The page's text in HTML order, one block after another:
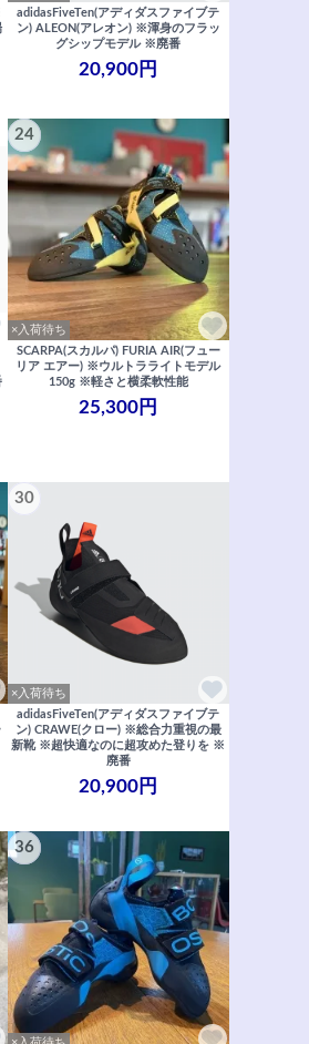
adidasFiveTen(アディダスファイブテ
ン) ALEON(アレオン) ※渾身のフラッ
グシップモデル ※廃番
20,900円
24
×入荷待ち
SCARPA(スカルパ) FURIA AIR(フュー
リア エアー) ※ウルトラライトモデル
150g ※軽さと横柔軟性能
25,300円
30
×入荷待ち
adidasFiveTen(アディダスファイブテ
ン) CRAWE(クロー) ※総合力重視の最
新靴 ※超快適なのに超攻めた登りを ※
廃番
20,900円
36